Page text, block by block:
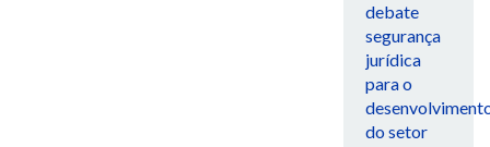
debate
segurança
jurídica
para o
do setor